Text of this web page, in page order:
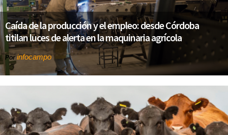
Caída de la producción y el empleo: desde Córdoba
titilan luces de alerta en la maquinaria agrícola
Por infocampo